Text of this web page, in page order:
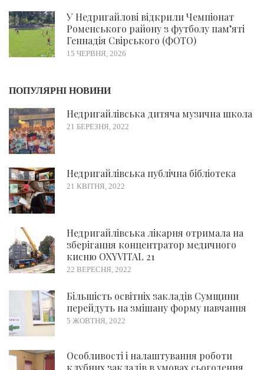
У Недригайлові відкрили Чемпіонат
Роменського району з футболу пам’яті
Геннадія Свірського (ФОТО)
15 ЧЕРВНЯ, 2026
ПОПУЛЯРНІ НОВИНИ
Недригайлівська дитяча музична школа
21 БЕРЕЗНЯ, 2022
Недригайлівська публічна бібліотека
21 КВІТНЯ, 2022
Недригайлівська лікарня отримала на
зберігання концентратор медичного
кисню OXYVITAL 21
22 ВЕРЕСНЯ, 2022
Більшість освітніх закладів Сумщини
перейдуть на змішану форму навчання
5 ЖОВТНЯ, 2022
Особливості і налаштування роботи
клубних закладів в умовах сьогодення